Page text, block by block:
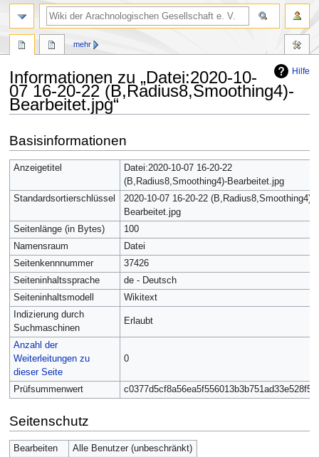
Hilfe
Informationen zu „Datei:2020-10-
07 16-20-22 (B,Radius8,Smoothing4)-
Bearbeitet.jpg“
Navigation
springen
Suche
springen
Basisinformationen
Anzeigetitel
Datei:2020-10-07 16-20-22
(B,Radius8,Smoothing4)-Bearbeitet.jpg
Standardsortierschlüssel
2020-10-07 16-20-22 (B,Radius8,Smoothing4)-
Bearbeitet.jpg
Seitenlänge (in Bytes)
100
Namensraum
Datei
Seitenkennnummer
37426
Seiteninhaltssprache
de - Deutsch
Seiteninhaltsmodell
Wikitext
Indizierung durch
Suchmaschinen
Erlaubt
Anzahl der
Weiterleitungen zu
dieser Seite
0
Prüfsummenwert c0377d5cf8a56ea5f556013b3b751ad33e528f5a
Seitenschutz
Bearbeiten
Alle Benutzer (unbeschränkt)
mehr